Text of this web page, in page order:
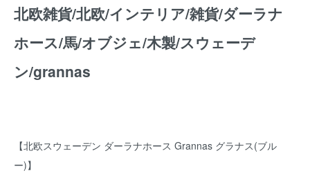
北欧雑貨/北欧/インテリア/雑貨/ダーラナ
ホース/馬/オブジェ/木製/スウェーデ
ン/grannas
【北欧スウェーデン ダーラナホース Grannas グラナス(ブル
ー)】